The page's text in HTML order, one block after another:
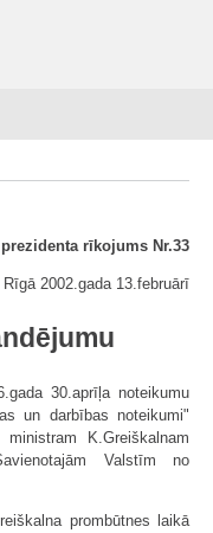
rīkojums Nr.33
Rīgā 2002.gada 13.februārī
30.aprīļa noteikumu
un darbības noteikumi"
K.Greiškalnam
Valstīm no
prombūtnes laikā